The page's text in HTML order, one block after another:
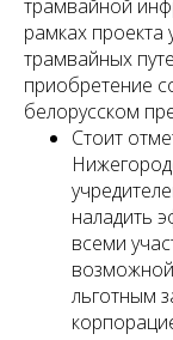
трамвайной
рамках проекта
трамвайных
приобретение
белорусском
Стоит
наладить
всеми
возможной
льготным